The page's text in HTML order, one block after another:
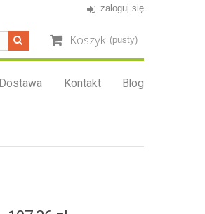
zaloguj się
Koszyk (pusty)
Dostawa Kontakt Blog